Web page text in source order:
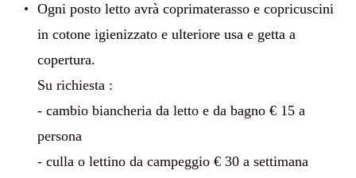
Ogni posto letto avrà coprimaterasso e copricuscini
in cotone igienizzato e ulteriore usa e getta a
copertura.
Su richiesta :
- cambio biancheria da letto e da bagno € 15 a
persona
- culla o lettino da campeggio € 30 a settimana